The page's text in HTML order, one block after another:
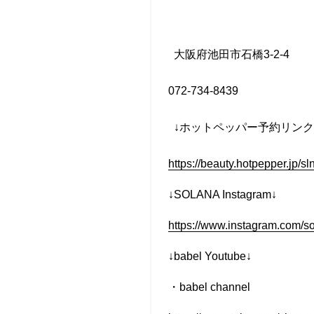
大阪府池田市石橋3-2-4
072-734-8439
↓ホットペッパー予約リンク
https://beauty.hotpepper.jp/
↓SOLANA Instagram↓
https://www.instagram.com/
↓babel Youtube↓
・ babel channel